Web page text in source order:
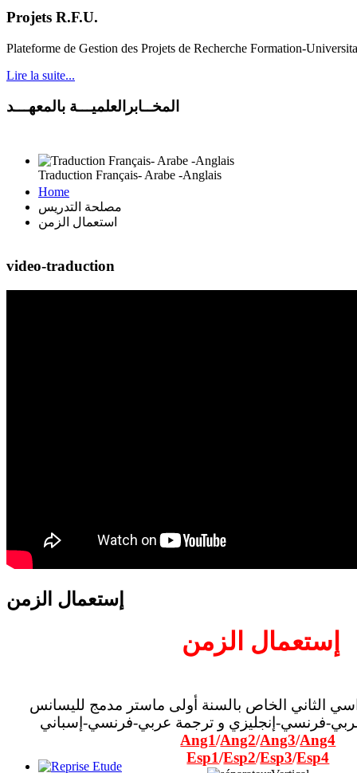
Traduction Français- Arabe -Anglais
Projets R.F.U.
Plateforme de Gestion des Projets de Recherche Formation-
Lire la suite...
المخــابرالعلميـــة بالمعهـــد
Home
مصلحة التدريس
استعمال الزمن
video-traduction
إستعمال الزمن
إستعمال الزمن
الثاني الخاص بالسنة أولى ماستر مدمج لليسانس
فرنسي-إنجليزي و ترجمة عربي-فرنسي-إسباني
Ang1/Ang2/Ang3/Ang4
Esp1/Esp2/Esp3/Esp4